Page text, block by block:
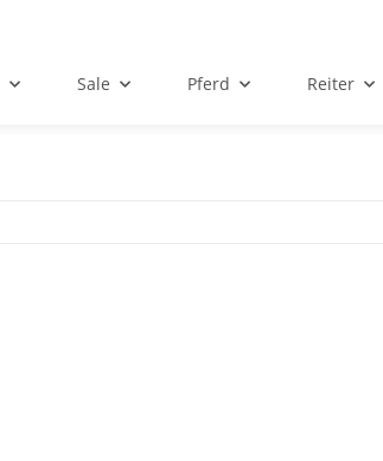
Sale Pferd Reiter